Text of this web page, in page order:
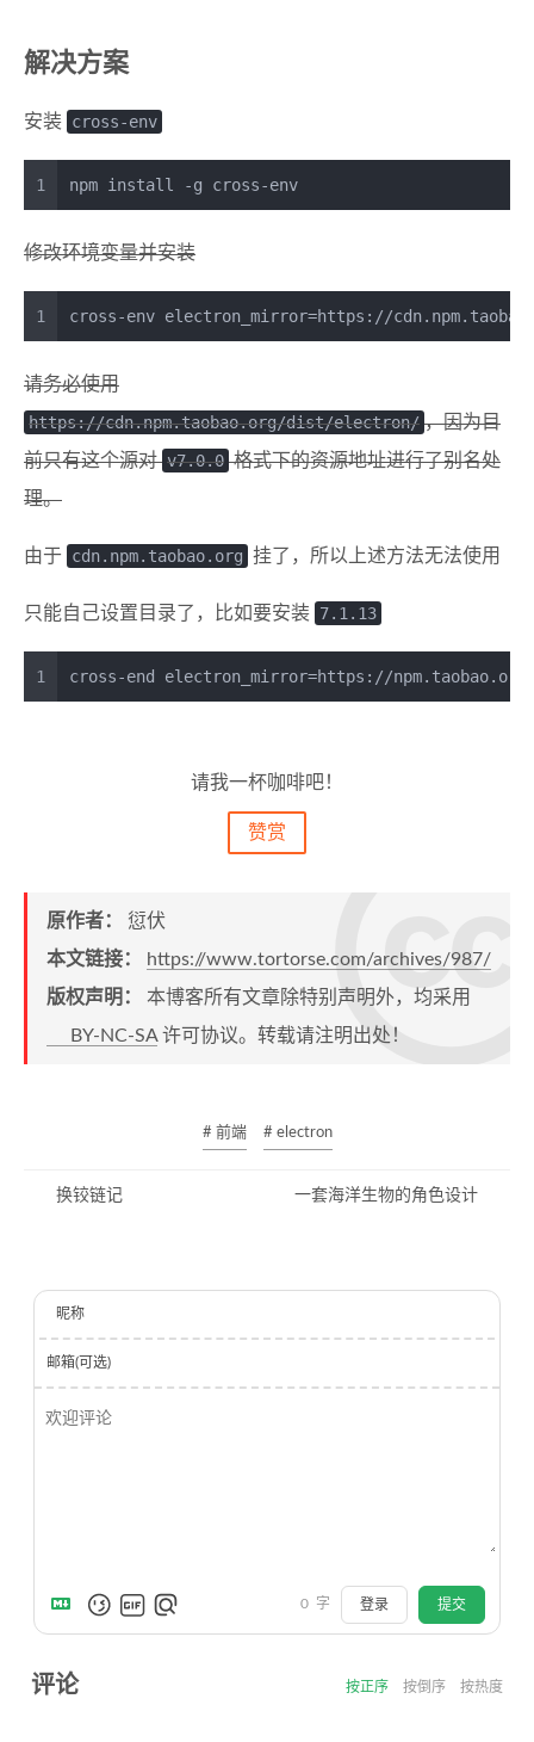
解决方案
安装 cross-env
1 npm install -g cross-env
修改环境变量并安装
1 cross-env electron_mirror=https://
请务必使用
https://cdn.npm.taobao.org/dist/electron/ ，因为目
前只有这个源对 v7.0.0 格式下的资源地址进行了别名处
理。
由于 cdn.npm.taobao.org 挂了，所以上述方法无法使用
只能自己设置目录了，比如要安装 7.1.13
1 cross-end electron_mirror=https://
请我一杯咖啡吧！
赞赏
原作者： 愆伏
本文链接：
https://www.tortorse.com/archives/987/
版权声明： 本博客所有文章除特别声明外，均采用
BY-NC-SA许可协议。转载请注明出处！
# 前端 # electron
换铰链记 一套海洋生物的角色设计
昵称
邮箱(可选)
0 字 登录 提交
评论 按正序 按倒序 按热度